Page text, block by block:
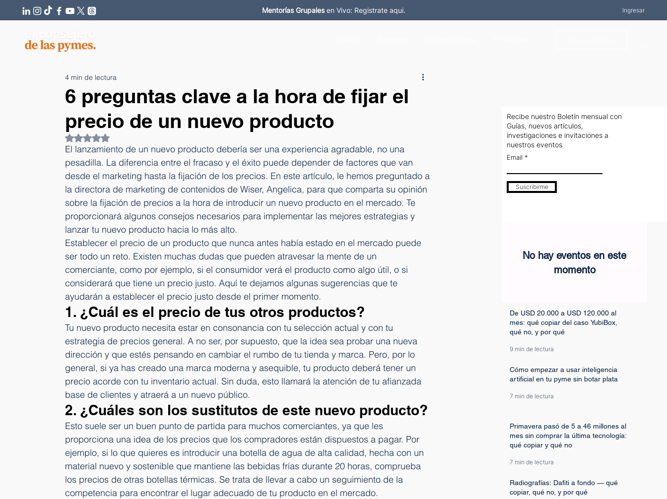
Mentorías Grupalesen Vivo: Registrate aqui. Ingresar
6 preguntas clave a la hora de fijar el
precio de un nuevo producto
4 min de lectura
Obtuvo NaN de 5 estrellas.
El lanzamiento de un nuevo producto debería ser una experiencia agradable, no una
pesadilla. La diferencia entre el fracaso y el éxito puede depender de factores que van
desde el marketing hasta la fijación de los precios. En este artículo, le hemos preguntado a
la directora de marketing de contenidos de Wiser, Angelica, para que comparta su opinión
sobre la fijación de precios a la hora de introducir un nuevo producto en el mercado. Te
proporcionará algunos consejos necesarios para implementar las mejores estrategias y
lanzar tu nuevo producto hacia lo más alto.
Establecer el precio de un producto que nunca antes había estado en el mercado puede
ser todo un reto. Existen muchas dudas que pueden atravesar la mente de un
comerciante, como por ejemplo, si el consumidor verá el producto como algo útil, o si
considerará que tiene un precio justo. Aquí te dejamos algunas sugerencias que te
ayudarán a establecer el precio justo desde el primer momento.
1. ¿Cuál es el precio de tus otros productos?
Tu nuevo producto necesita estar en consonancia con tu selección actual y con tu
estrategia de precios general. A no ser, por supuesto, que la idea sea probar una nueva
dirección y que estés pensando en cambiar el rumbo de tu tienda y marca. Pero, por lo
general, si ya has creado una marca moderna y asequible, tu producto deberá tener un
precio acorde con tu inventario actual. Sin duda, esto llamará la atención de tu afianzada
base de clientes y atraerá a un nuevo público.
2. ¿Cuáles son los sustitutos de este nuevo producto?
Esto suele ser un buen punto de partida para muchos comerciantes, ya que les
proporciona una idea de los precios que los compradores están dispuestos a pagar. Por
ejemplo, si lo que quieres es introducir una botella de agua de alta calidad, hecha con un
material nuevo y sostenible que mantiene las bebidas frías durante 20 horas, comprueba
los precios de otras botellas térmicas. Se trata de llevar a cabo un seguimiento de la
competencia para encontrar el lugar adecuado de tu producto en el mercado.
Recibe nuestro Boletín mensual con
Guías, nuevos artículos,
investigaciones e invitaciones a
nuestros eventos
Email
Suscribirme
No hay eventos en este
momento
De USD 20.000 a USD 120.000 al
mes: qué copiar del caso YubiBox,
qué no, y por qué
9 min de lectura
Cómo empezar a usar inteligencia
artificial en tu pyme sin botar plata
7 min de lectura
Primavera pasó de 5 a 46 millones al
mes sin comprar la última tecnología:
qué copiar y qué no
7 min de lectura
Radiografías: Dafiti a fondo — qué
copiar, qué no, y por qué